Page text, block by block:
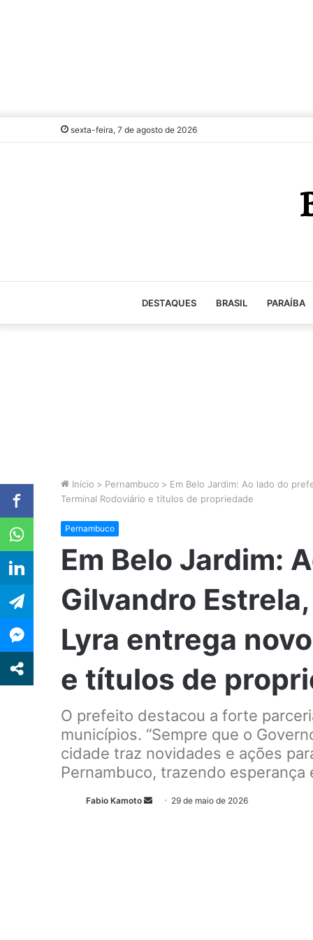
sexta-feira, 7 de agosto de 2026
DESTAQUES BRASIL PARAÍBA
Início > Pernambuco > Em Belo Jardim: Ao lado do
Terminal Rodoviário e títulos de propriedade
Pernambuco
Em Belo Jardim:
Gilvandro
Lyra entrega
e títulos de
O prefeito destacou a forte
municípios. “Sempre que o
cidade traz novidades e ações
Pernambuco, trazendo esperança
Fabio Kamoto 29 de maio de 2026